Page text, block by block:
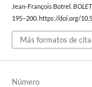
Jean-François Botrel.
195–200. https://doi.org/
Más formatos de cita
Número